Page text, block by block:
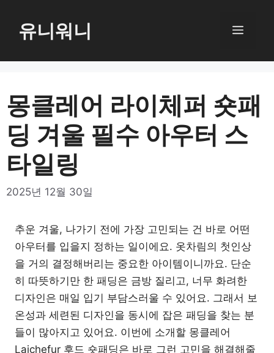
로
뛰
기
유니워니 메
몽클레어 라이체퍼 숏패
딩 겨울 필수 아우터 스
타일링
2025년 12월 30일
추운 겨울, 나가기 전에 가장 고민되는 건 바로 어떤
아우터를 입을지 정하는 일이에요. 옷차림의 첫인상
을 거의 결정해버리는 중요한 아이템이니까요. 단순
히 따뜻하기만 한 패딩은 금방 질리고, 너무 화려한
디자인은 매일 입기 부담스러울 수 있어요. 그래서 보
온성과 세련된 디자인을 동시에 잡은 패딩을 찾는 분
들이 많아지고 있어요. 이번에 소개할 몽클레어
Laichefur 후드 숏패딩은 바로 그런 고민을 해결해줄